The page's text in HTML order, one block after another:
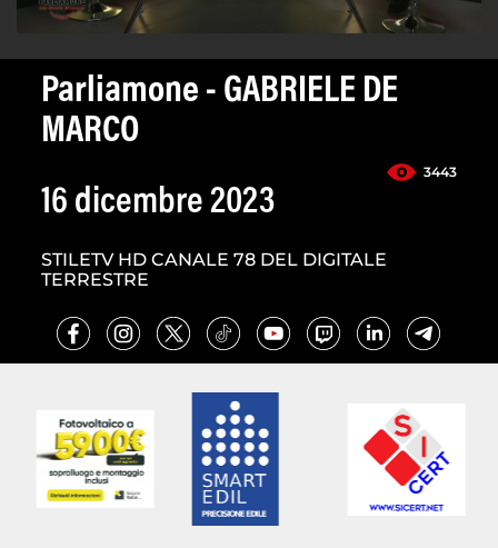
Parliamone - GABRIELE DE
MARCO
3443
16 dicembre 2023
STILETV HD CANALE 78 DEL DIGITALE
TERRESTRE